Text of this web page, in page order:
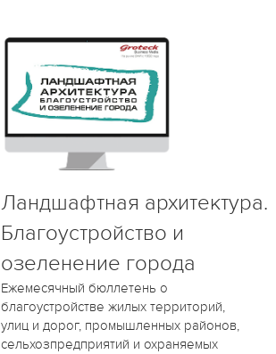
Ландшафтная архитектура.
Благоустройство и
озеленение города
Ежемесячный бюллетень о
благоустройстве жилых территорий,
улиц и дорог, промышленных районов,
сельхозпредприятий и охраняемых